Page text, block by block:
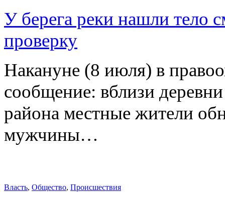
У берега реки нашли тело
проверку
Накануне (8 июля) в
сообщение: вблизи
района местные жители
мужчины…
Власть, Общество, Происшествия